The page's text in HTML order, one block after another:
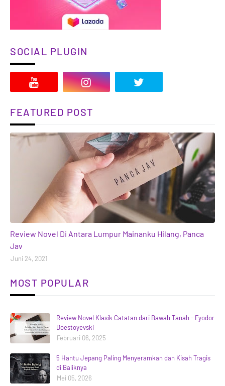
SOCIAL PLUGIN
FEATURED POST
Review Novel Di Antara Lumpur Mainanku Hilang, Panca
Jav
Juni 24, 2021
MOST POPULAR
Review Novel Klasik Catatan dari Bawah Tanah - Fyodor
Doestoyevski
Februari 06, 2025
5 Hantu Jepang Paling Menyeramkan dan Kisah Tragis
di Baliknya
Mei 05, 2026